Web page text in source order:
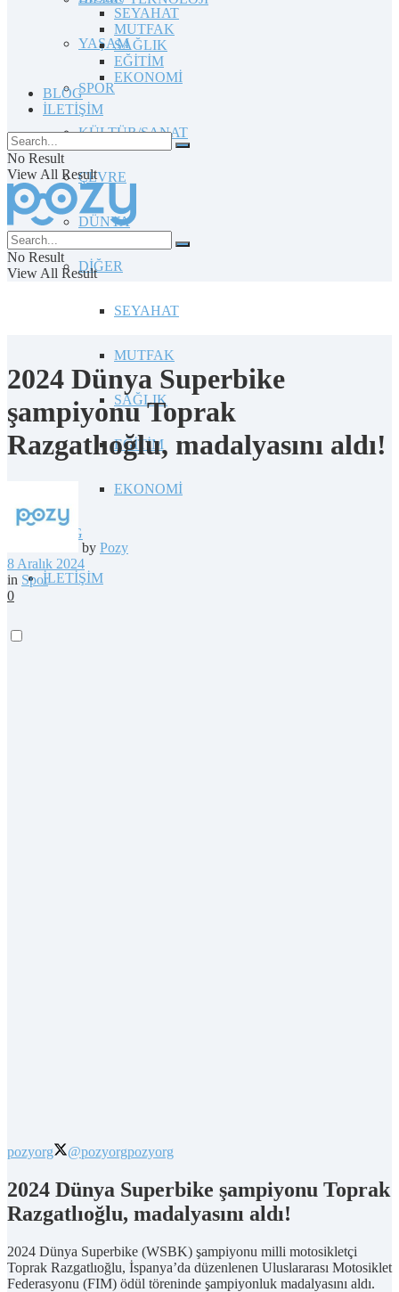
YAŞAM
SPOR
KÜLTÜR/SANAT
ÇEVRE
DÜNYA
DİĞER
SEYAHAT
MUTFAK
SAĞLIK
EĞİTİM
EKONOMİ
BLOG
İLETİŞİM
SEYAHAT
MUTFAK
SAĞLIK
EĞİTİM
EKONOMİ
BLOG
İLETİŞİM
No Result
View All Result
No Result
View All Result
2024 Dünya Superbike
şampiyonu Toprak
Razgatlıoğlu, madalyasını aldı!
by Pozy
8 Aralık 2024
in Spor
0
pozyorg @pozyorgpozyorg
2024 Dünya Superbike şampiyonu Toprak
Razgatlıoğlu, madalyasını aldı!
2024 Dünya Superbike (WSBK) şampiyonu milli motosikletçi
Toprak Razgatlıoğlu, İspanya’da düzenlenen Uluslararası Motosiklet
Federasyonu (FIM) ödül töreninde şampiyonluk madalyasını aldı.